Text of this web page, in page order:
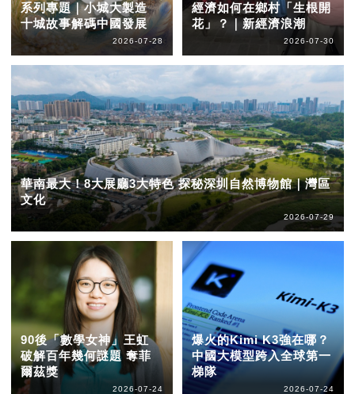
系列專題｜小城大製造
十城故事解碼中國發展
2026-07-28
經濟如何在鄉村「生根開
花」？｜新經濟浪潮
2026-07-30
華南最大！8大展廳3大特色 探秘深圳自然博物館｜灣區
文化
2026-07-29
90後「數學女神」王虹
破解百年幾何謎題 奪菲
爾茲獎
2026-07-24
爆火的Kimi K3強在哪？
中國大模型跨入全球第一
梯隊
2026-07-24